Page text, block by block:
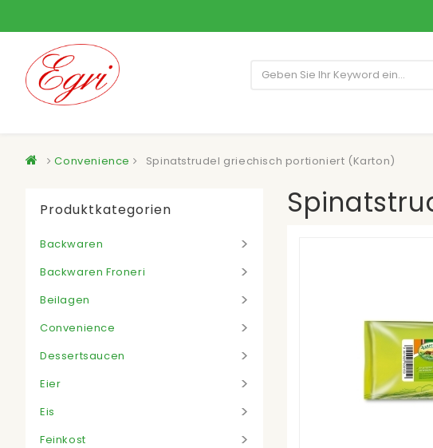
Convenience Spinatstrudel griechisch portioniert (Karton)
Produktkategorien
Backwaren
Backwaren Froneri
Beilagen
Convenience
Dessertsaucen
Eier
Eis
Feinkost